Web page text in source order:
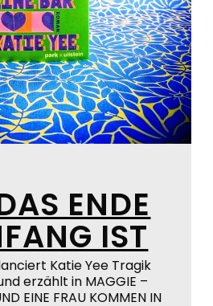
ENDE
IST
Katie Yee Tragik
erzählt in MAGGIE –
EINE FRAU KOMMEN IN